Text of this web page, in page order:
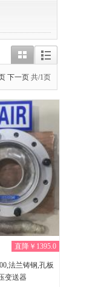
下一页 共/1页
直降￥1395.0
法兰铸钢,孔板
变送器